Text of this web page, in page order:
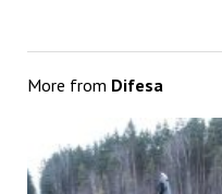
More from Difesa